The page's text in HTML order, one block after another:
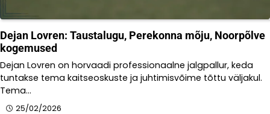
Dejan Lovren: Taustalugu, Perekonna mõju, Noorpõlve
kogemused
Dejan Lovren on horvaadi professionaalne jalgpallur, keda
tuntakse tema kaitseoskuste ja juhtimisvõime tõttu väljakul.
Tema…
25/02/2026